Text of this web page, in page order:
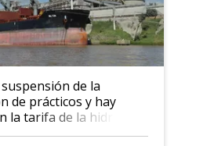
de la
de prácticos y hay
la tarifa de la hidrovía